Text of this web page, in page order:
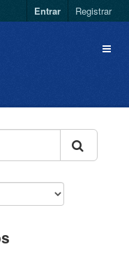
Entrar Registrar